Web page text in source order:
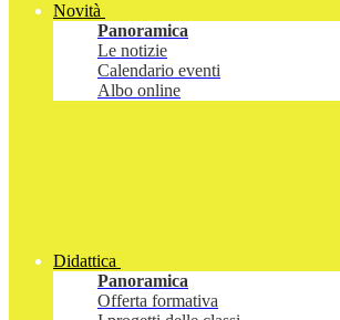
Novità
Panoramica
Le notizie
Calendario eventi
Albo online
Didattica
Panoramica
Offerta formativa